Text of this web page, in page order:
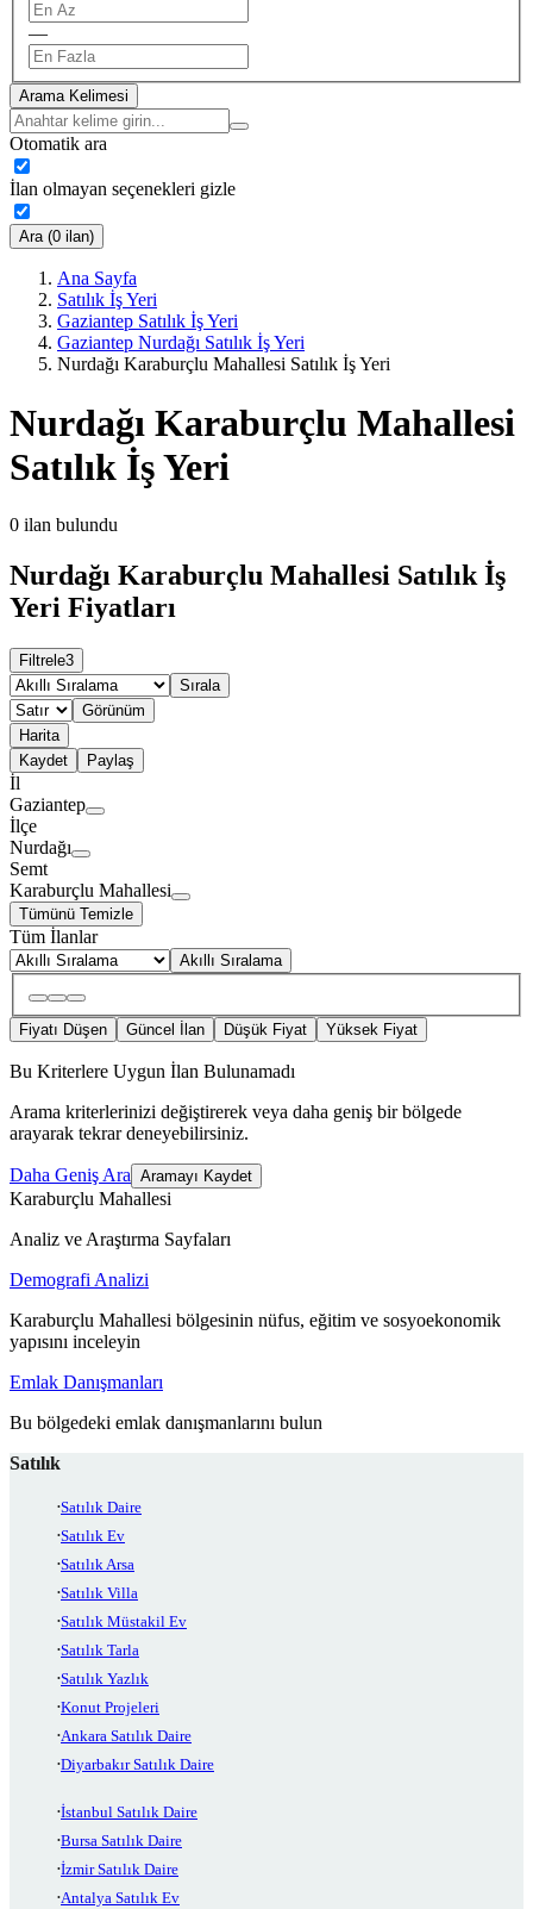
—
Arama Kelimesi
Otomatik ara
İlan olmayan seçenekleri gizle
Ara (0 ilan)
Ana Sayfa
Satılık İş Yeri
Gaziantep Satılık İş Yeri
Gaziantep Nurdağı Satılık İş Yeri
Nurdağı Karaburçlu Mahallesi Satılık İş Yeri
Nurdağı Karaburçlu Mahallesi
Satılık İş Yeri
0 ilan bulundu
Nurdağı Karaburçlu Mahallesi Satılık İş
Yeri Fiyatları
Filtrele3
Sırala
Görünüm
Harita
Kaydet
Paylaş
İl
Gaziantep
İlçe
Nurdağı
Semt
Karaburçlu Mahallesi
Tümünü Temizle
Tüm İlanlar
Akıllı Sıralama
Fiyatı Düşen Güncel İlan Düşük Fiyat Yüksek Fiyat
Bu Kriterlere Uygun İlan Bulunamadı
Arama kriterlerinizi değiştirerek veya daha geniş bir bölgede
arayarak tekrar deneyebilirsiniz.
Daha Geniş Ara Aramayı Kaydet
Karaburçlu Mahallesi
Analiz ve Araştırma Sayfaları
Demografi Analizi
Karaburçlu Mahallesi bölgesinin nüfus, eğitim ve sosyoekonomik
yapısını inceleyin
Emlak Danışmanları
Bu bölgedeki emlak danışmanlarını bulun
Satılık
Satılık Daire
Satılık Ev
Satılık Arsa
Satılık Villa
Satılık Müstakil Ev
Satılık Tarla
Satılık Yazlık
Konut Projeleri
Ankara Satılık Daire
Diyarbakır Satılık Daire
İstanbul Satılık Daire
Bursa Satılık Daire
İzmir Satılık Daire
Antalya Satılık Ev